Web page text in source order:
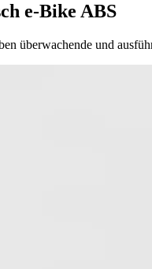
e-Bike ABS
überwachende und